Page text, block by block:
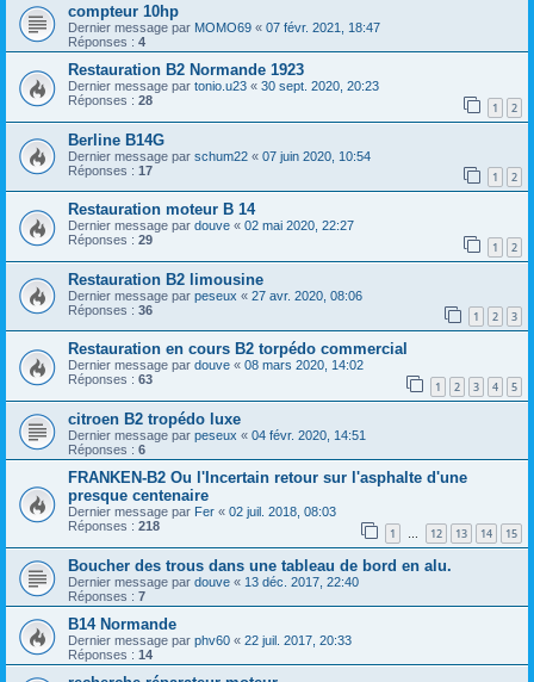
compteur 10hp
Dernier message par MOMO69 « 07 févr. 2021, 18:47
Réponses : 4
Restauration B2 Normande 1923
Dernier message par tonio.u23 « 30 sept. 2020, 20:23
Réponses : 28 1 2
Berline B14G
Dernier message par schum22 « 07 juin 2020, 10:54
Réponses : 17 1 2
Restauration moteur B 14
Dernier message par douve « 02 mai 2020, 22:27
Réponses : 29 1 2
Restauration B2 limousine
Dernier message par peseux « 27 avr. 2020, 08:06
Réponses : 36 1 2 3
Restauration en cours B2 torpédo commercial
Dernier message par douve « 08 mars 2020, 14:02
Réponses : 63 1 2 3 4 5
citroen B2 tropédo luxe
Dernier message par peseux « 04 févr. 2020, 14:51
Réponses : 6
FRANKEN-B2 Ou l'Incertain retour sur l'asphalte d'une
presque centenaire
Dernier message par Fer « 02 juil. 2018, 08:03
Réponses : 218 1 … 12 13 14 15
Boucher des trous dans une tableau de bord en alu.
Dernier message par douve « 13 déc. 2017, 22:40
Réponses : 7
B14 Normande
Dernier message par phv60 « 22 juil. 2017, 20:33
Réponses : 14